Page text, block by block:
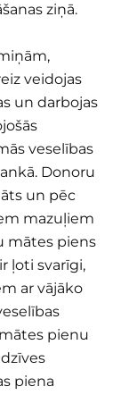
ziņā.
veidojas
un darbojas
veselības
Donoru
un pēc
mazuļiem
mātes piens
ļoti svarīgi,
ar vājāko
pienu
piena